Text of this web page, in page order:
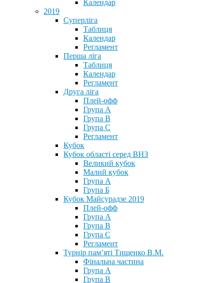
Календар
2019
Суперліга
Таблиця
Календар
Регламент
Перша ліга
Таблиця
Календар
Регламент
Друга ліга
Плей-офф
Група А
Група В
Група С
Регламент
Кубок
Кубок області серед ВНЗ
Великий кубок
Малий кубок
Група А
Група Б
Кубок Майсурадзе 2019
Плей-офф
Група А
Група В
Група С
Регламент
Турнір пам’яті Тищенко В.М.
Фінальна частина
Група А
Група В